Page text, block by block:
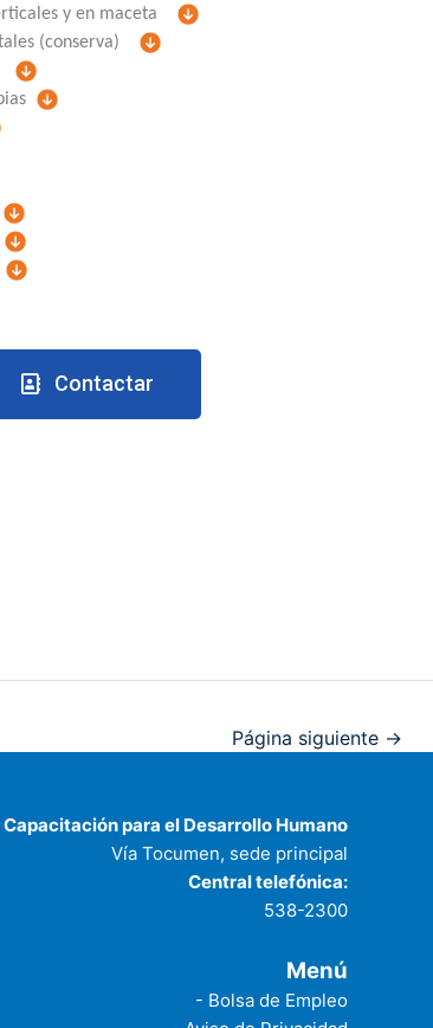
y en maceta
(conserva)
Contactar
Página siguiente →
para el Desarrollo Humano
Vía Tocumen, sede principal
Central telefónica:
538-2300
Menú
- Bolsa de Empleo